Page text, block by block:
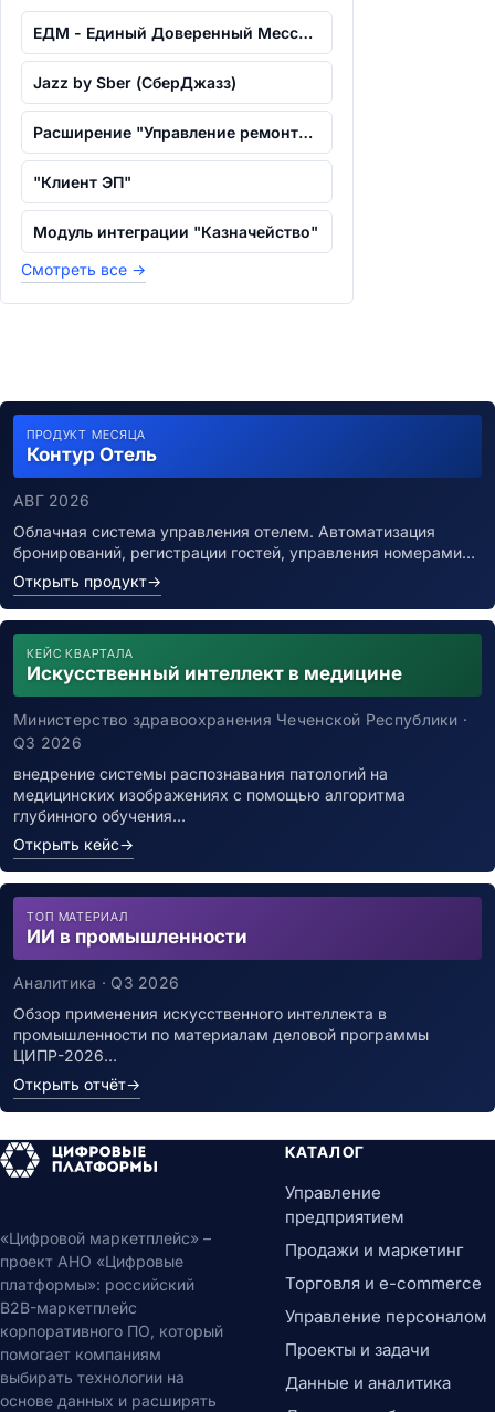
ЕДМ - Единый Доверенный Мессенджер
Jazz by Sber (СберДжазз)
Расширение "Управление ремонтами" для...
"Клиент ЭП"
Модуль интеграции "Казначейство"
Смотреть все →
ПРОДУКТ МЕСЯЦА
Контур Отель
АВГ 2026
Облачная система управления отелем. Автоматизация
бронирований, регистрации гостей, управления номерами…
Открыть продукт→
КЕЙС КВАРТАЛА
Искусственный интеллект в медицине
Министерство здравоохранения Чеченской Республики ·
Q3 2026
внедрение системы распознавания патологий на
медицинских изображениях с помощью алгоритма
глубинного обучения…
Открыть кейс→
ТОП МАТЕРИАЛ
ИИ в промышленности
Аналитика · Q3 2026
Обзор применения искусственного интеллекта в
промышленности по материалам деловой программы
ЦИПР-2026…
Открыть отчёт→
«Цифровой маркетплейс» –
проект АНО «Цифровые
платформы»: российский
B2B-маркетплейс
корпоративного ПО, который
помогает компаниям
выбирать технологии на
основе данных и расширять
КАТАЛОГ
Управление
предприятием
Продажи и маркетинг
Торговля и e-commerce
Управление персоналом
Проекты и задачи
Данные и аналитика